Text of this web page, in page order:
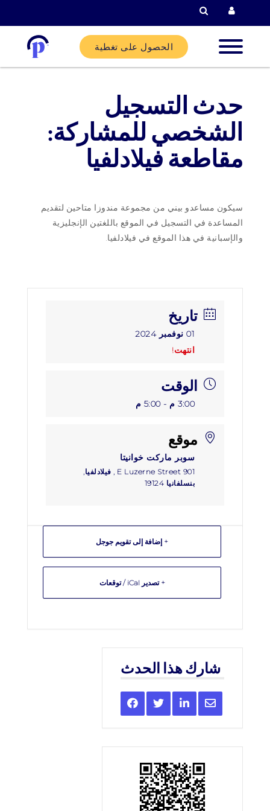
البحث
الحصول على تغطية
حدث التسجيل
الشخصي للمشاركة:
مقاطعة فيلادلفيا
سيكون مساعدو بيني من مجموعة مندوزا متاحين لتقديم
المساعدة في التسجيل في الموقع باللغتين الإنجليزية
والإسبانية في هذا الموقع في فيلادلفيا.
تاريخ
01 نوفمبر 2024
انتهت!
الوقت
3:00 م - 5:00 م
موقع
سوبر ماركت خوانيتا
901 E Luzerne Street , فيلادلفيا,
بنسلفانيا 19124
+ إضافة إلى تقويم جوجل
+ تصدير iCal / توقعات
شارك هذا الحدث
Share
this
Share
this
Twitter
Share
this
LinkedIn
Share
this
Email